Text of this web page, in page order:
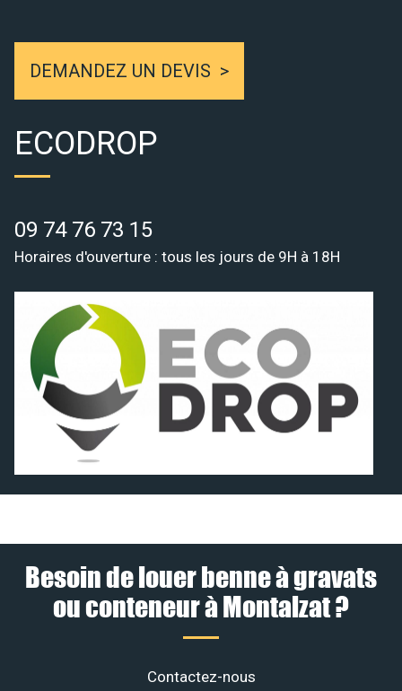
DEMANDEZ UN DEVIS
ECODROP
09 74 76 73 15
Horaires d'ouverture : tous les jours de 9H à 18H
Besoin de louer benne à gravats
ou conteneur à Montalzat ?
Contactez-nous